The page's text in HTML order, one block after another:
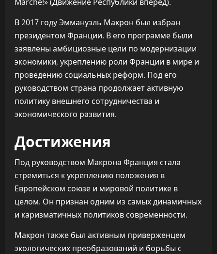
В 2017 году Эммануэль Макрон был избран
президентом Франции. В его программе были
заявлены амбициозные цели по модернизации
экономики, укреплению роли Франции в мире и
проведению социальных реформ. Под его
руководством страна продолжает активную
политику внешнего сотрудничества и
экономического развития.
Достижения
Под руководством Макрона Франция стала
стремиться к укреплению положения в
Европейском союзе и мировой политике в
целом. Он признан одним из самых динамичных
и каризматичных политиков современности.
Макрон также был активным приверженцем
экологических преобразований и борьбы с